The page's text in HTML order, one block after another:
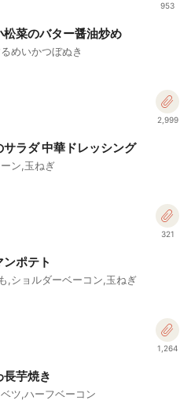
953
松菜のバター醤油炒め
めいかつぼぬき
2,999
サラダ 中華ドレッシング
ン,玉ねぎ
321
ポテト
,ショルダーベーコン,玉ねぎ
1,264
芋焼き
ツ,ハーフベーコン